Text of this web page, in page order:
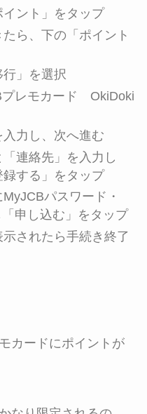
ント」をタップ
ら、下の「ポイント
」を選択
プレモカード OkiDoki
力し、次へ進む
「連絡先」を入力し
録する」をタップ
パスワード・
申し込む」をタップ
されたら手続き終了
カードにポイントが